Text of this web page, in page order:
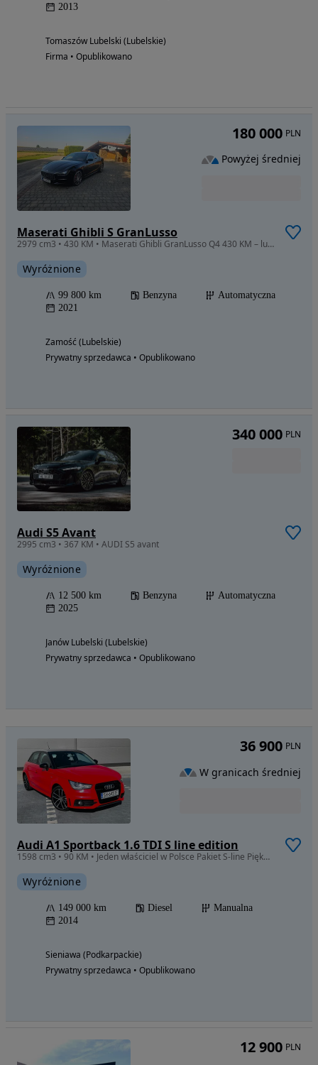
2013
Tomaszów Lubelski (Lubelskie)
Firma • Opublikowano
Maserati Ghibli S GranLusso
2979 cm3 • 430 KM • Maserati Ghibli GranLusso Q4 430 KM – luksus, sportowe osiągi i włoski
Wyróżnione
99 800 km Benzyna
Automatyczna
2021
Zamość (Lubelskie)
Prywatny sprzedawca • Opublikowano
180 000 PLN
Powyżej średniej
Audi S5 Avant
2995 cm3 • 367 KM • AUDI S5 avant
Wyróżnione
12 500 km Benzyna
Automatyczna
2025
Janów Lubelski (Lubelskie)
Prywatny sprzedawca • Opublikowano
340 000 PLN
Audi A1 Sportback 1.6 TDI S line edition
1598 cm3 • 90 KM • Jeden właściciel w Polsce Pakiet S-line Piękny kolor perłowy czerwony
Wyróżnione
149 000 km Diesel
Manualna
2014
Sieniawa (Podkarpackie)
Prywatny sprzedawca • Opublikowano
36 900 PLN
W granicach średniej
12 900 PLN